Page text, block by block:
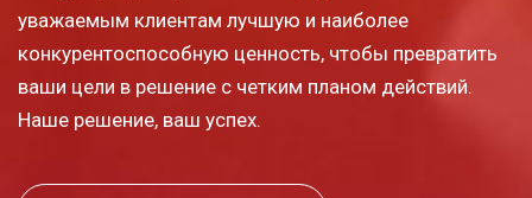
уважаемым клиентам лучшую и наиболее
конкурентоспособную ценность, чтобы превратить
ваши цели в решение с четким планом действий.
Наше решение, ваш успех.